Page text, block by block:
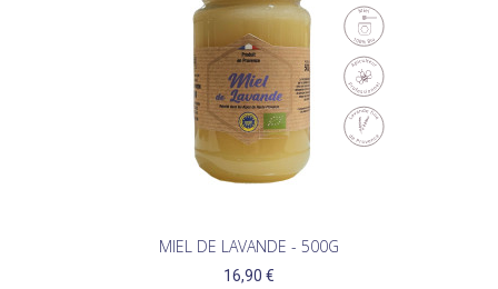
MIEL DE LAVANDE - 500G
16,90 €